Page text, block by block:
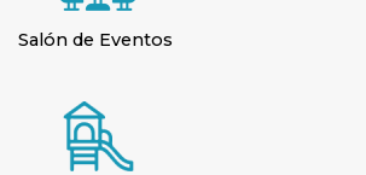
Salón de Eventos